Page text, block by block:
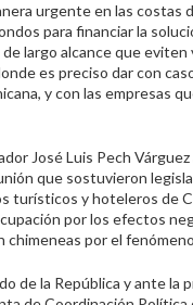
urgente en las costas
para financiar la
largo alcance que eviten
es preciso dar con
y con las empresas
José Luis Pech
que sostuvieron
turísticos y hoteleros de
por los efectos
chimeneas por el
de la República y ante la